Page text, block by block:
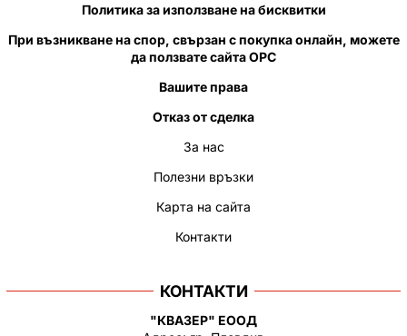
Политика за използване на бисквитки
При възникване на спор, свързан с покупка онлайн, можете
да ползвате сайта ОРС
Вашите права
Отказ от сделка
За нас
Полезни връзки
Карта на сайта
Контакти
КОНТАКТИ
"КВАЗЕР" ЕООД